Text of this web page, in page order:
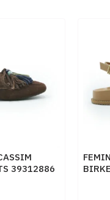
39312886